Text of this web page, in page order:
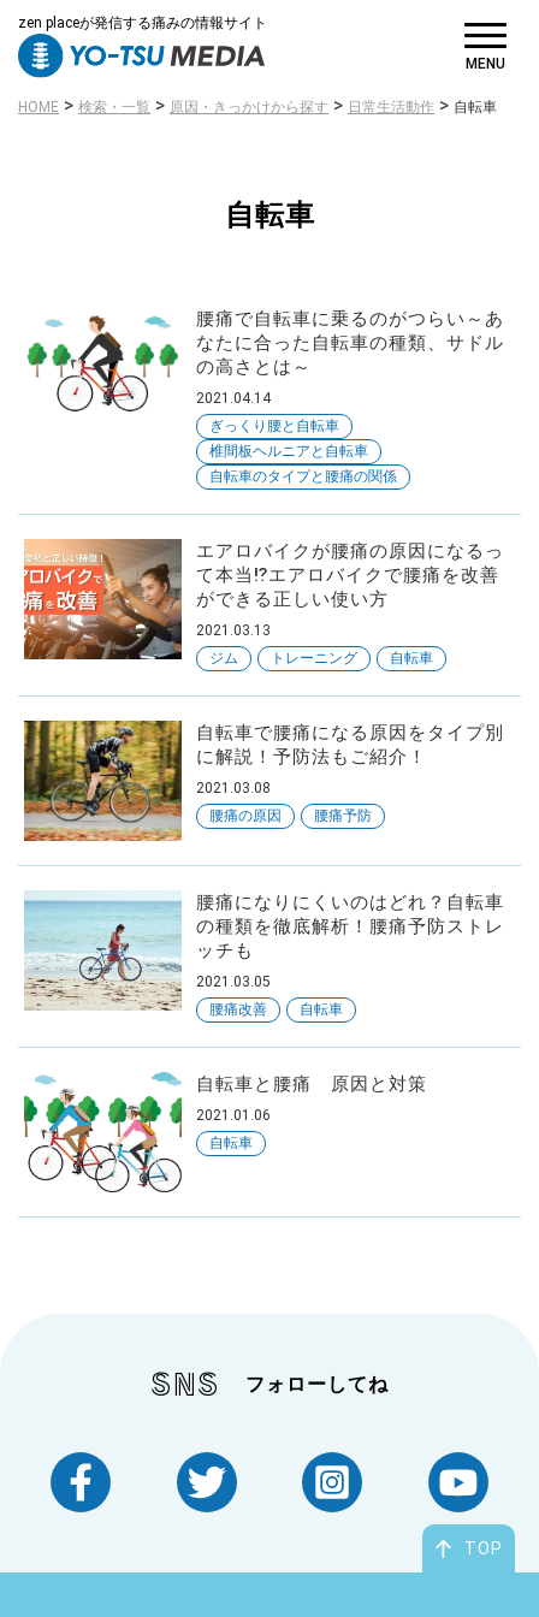
zen placeが発信する痛みの情報サイト
MENU
病名・症状
対策・対処方法
から探す
SNS フォローしてね
HOME > 検索・一覧 > 原因・きっかけから探す > 日常生活動作 > 自転車
自転車
腰痛で自転車に乗るのがつらい～あ
なたに合った自転車の種類、サドル
の高さとは～
2021.04.14
ぎっくり腰と自転車
椎間板ヘルニアと自転車
自転車のタイプと腰痛の関係
エアロバイクが腰痛の原因になるっ
て本当⁉エアロバイクで腰痛を改善
ができる正しい使い方
2021.03.13
ジム
トレーニング 自転車
自転車で腰痛になる原因をタイプ別
に解説！予防法もご紹介！
2021.03.08
腰痛の原因
腰痛予防
腰痛になりにくいのはどれ？自転車
の種類を徹底解析！腰痛予防ストレ
ッチも
2021.03.05
腰痛改善
自転車
自転車と腰痛 原因と対策
2021.01.06
自転車
SNS フォローしてね
TOP